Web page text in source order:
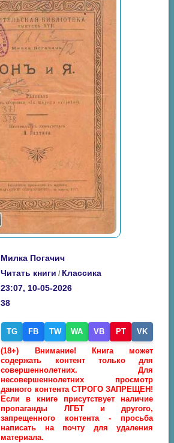
Милка Погачич
Читать книги / Классика
23:07, 10-05-2026
38
TG FB TW WA VB PT VK
(18+) Внимание! Книга может
содержать контент только для
совершеннолетних. Для
несовершеннолетних просмотр
данного контента СТРОГО ЗАПРЕЩЕН!
Если в книге присутствует наличие
пропаганды ЛГБТ и другого,
запрещенного контента - просьба
написать на почту для удаления
материала.